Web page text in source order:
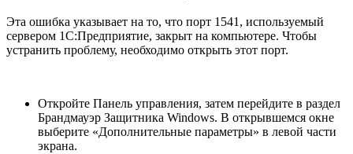
Эта ошибка указывает на то, что порт 1541, используемый
сервером 1С:Предприятие, закрыт на компьютере. Чтобы
устранить проблему, необходимо открыть этот порт.
Откройте Панель управления, затем перейдите в раздел
Брандмауэр Защитника Windows. В открывшемся окне
выберите «Дополнительные параметры» в левой части
экрана.